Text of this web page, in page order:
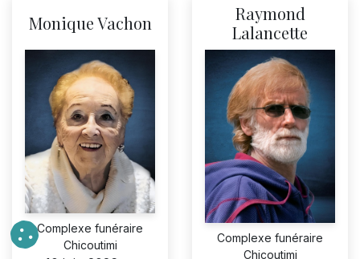
Monique Vachon
Complexe funéraire
Chicoutimi
Raymond
Lalancette
Complexe funéraire
Chicoutimi